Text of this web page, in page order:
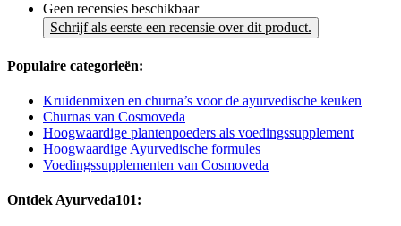
Geen recensies beschikbaar
Schrijf als eerste een recensie over dit product.
Populaire categorieën:
Kruidenmixen en churna’s voor de ayurvedische keuken
Churnas van Cosmoveda
Hoogwaardige plantenpoeders als voedingssupplement
Hoogwaardige Ayurvedische formules
Voedingssupplementen van Cosmoveda
Ontdek Ayurveda101: